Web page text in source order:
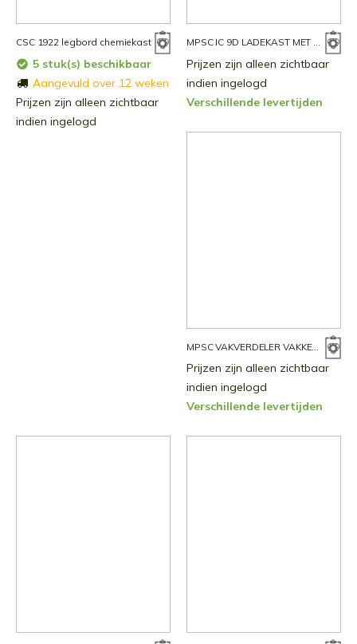
CSC 1922 legbord chemiekast
5 stuk(s) beschikbaar
Aangevuld over 12 weken
Prijzen zijn alleen zichtbaar
indien ingelogd
MPSC IC 9D LADEKAST MET VAKKEN
Prijzen zijn alleen zichtbaar
indien ingelogd
Verschillende levertijden
MPSC VAKVERDELER VAKKENKAST
Prijzen zijn alleen zichtbaar
indien ingelogd
Verschillende levertijden